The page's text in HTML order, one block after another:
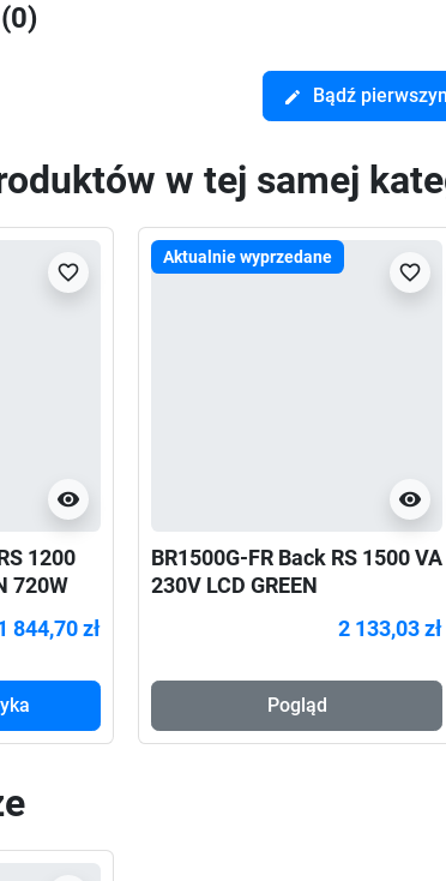
edit Bądź
w tej samej
visibility
favorite_border
1200
720W
844,70 zł
Aktualnie wyprzedane
visibility
favorite_border
BR1500G-FR Back RS 1500 VA
230V LCD GREEN
2 133,03 zł
Pogląd